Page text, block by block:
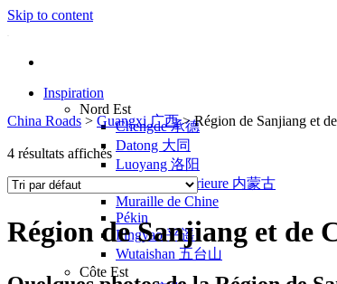
Skip to content
Inspiration
Nord Est
Chengde 承德
Datong 大同
Luoyang 洛阳
Mongolie Intérieure 内蒙古
Muraille de Chine
Pékin
Pingyao 平遥
Wutaishan 五台山
Côte Est
China Roads > Guangxi 广西 > Région de Sanjiang et
4 résultats affichés
Région de Sanjiang et de